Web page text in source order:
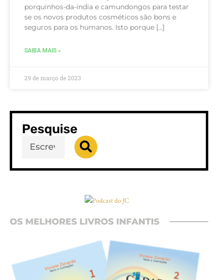
porquinhos-da-índia e camundongos para testar
se os novos produtos cosméticos são bons e
seguros para os humanos. Isto porque […]
SAIBA MAIS »
29 de março de 2023
Pesquise